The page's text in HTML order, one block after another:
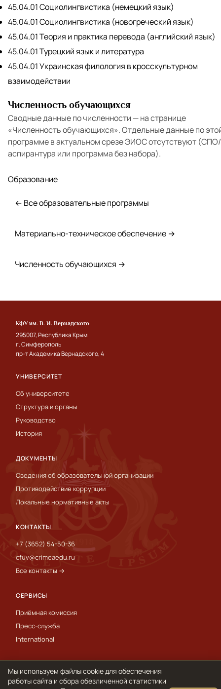
45.04.01 Социолингвистика (немецкий язык)
45.04.01 Социолингвистика (новогреческий язык)
45.04.01 Теория и практика перевода (английский язык)
45.04.01 Турецкий язык и литература
45.04.01 Украинская филология в кросскультурном
взаимодействии
Численность обучающихся
Сводные данные по численности — на странице
«Численность обучающихся». Отдельные данные по
программе в актуальном срезе ЭИОС отсутствуют (СПО/
аспирантура или программа без набора).
Образование
← Все образовательные программы
Материально-техническое обеспечение →
Численность обучающихся →
КФУ им. В. И. Вернадского
295007, Республика Крым
г. Симферополь
пр-т Академика Вернадского, 4
УНИВЕРСИТЕТ
Об университете
Структура и органы
Руководство
История
ДОКУМЕНТЫ
Сведения об образовательной организации
Противодействие коррупции
Локальные нормативные акты
КОНТАКТЫ
+7 (3652) 54-50-36
cfuv@crimeaedu.ru
Все контакты →
СЕРВИСЫ
Приёмная комиссия
Пресс-служба
International
© 1918–2026 ФГАОУ ВО «КФУ им. В. И. Вернадского»
Обработка персональных данных и cookie
Мы используем файлы cookie для обеспечения
работы сайта и сбора обезличенной статистики